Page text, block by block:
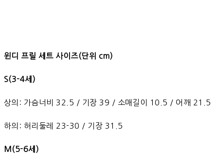
윈디 프릴 세트 사이즈(단위 cm)
S(3-4세)
상의: 가슴너비 32.5 / 기장 39 / 소매길이 10.5 / 어깨 21.5
하의: 허리둘레 23-30 / 기장 31.5
M(5-6세)